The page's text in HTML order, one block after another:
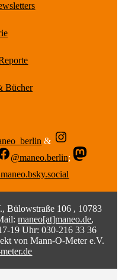
Bücher
&
@maneo.berlin;
Bülowstraße 106 , 10783
maneo[at]maneo.de,
19 Uhr: 030-216 33 36
von Mann-O-Meter e.V.